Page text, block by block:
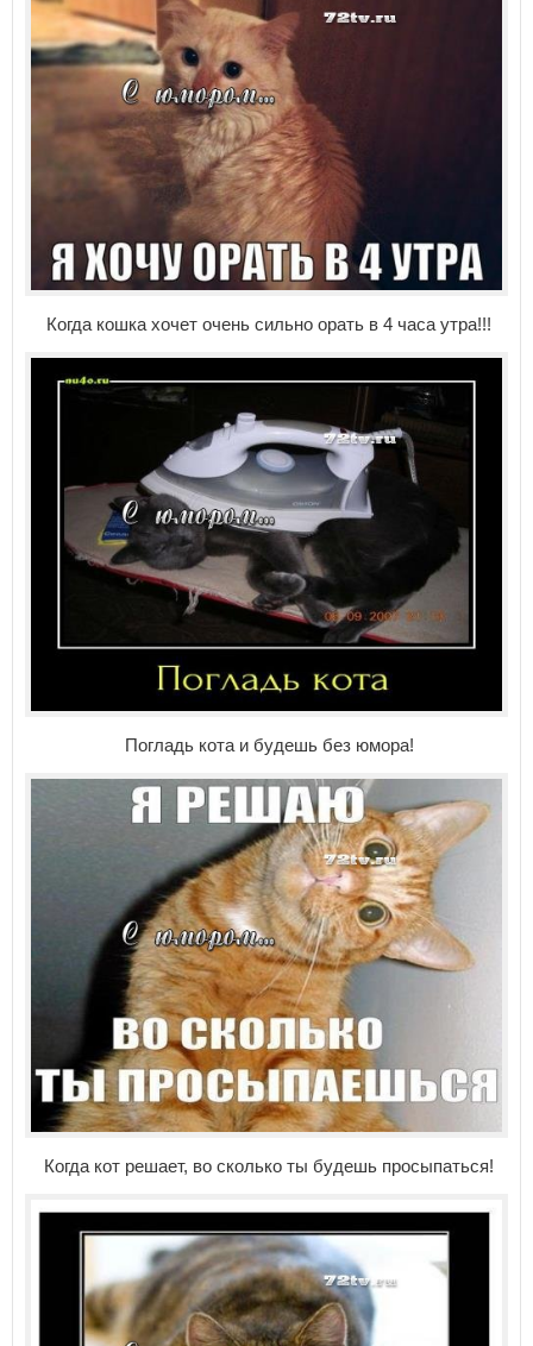
Когда кошка хочет очень сильно орать в 4 часа утра!!!
Погладь кота и будешь без юмора!
Когда кот решает, во сколько ты будешь просыпаться!